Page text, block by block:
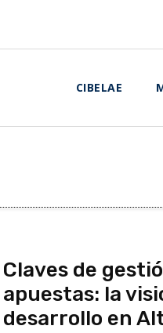
CIBELAE
Claves de
apuestas: la
desarrollo en